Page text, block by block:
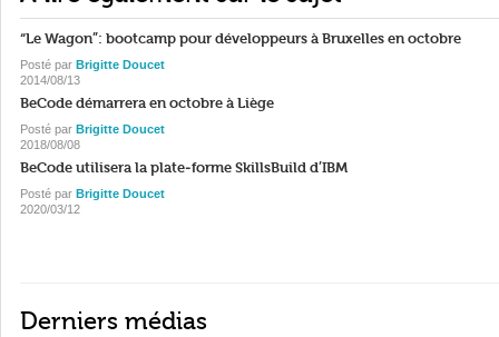
“Le Wagon”: bootcamp pour développeurs à Bruxelles en octobre
Posté par Brigitte Doucet
2014/08/13
BeCode démarrera en octobre à Liège
Posté par Brigitte Doucet
2018/08/08
BeCode utilisera la plate-forme SkillsBuild d’IBM
Posté par Brigitte Doucet
2020/03/12
Derniers médias